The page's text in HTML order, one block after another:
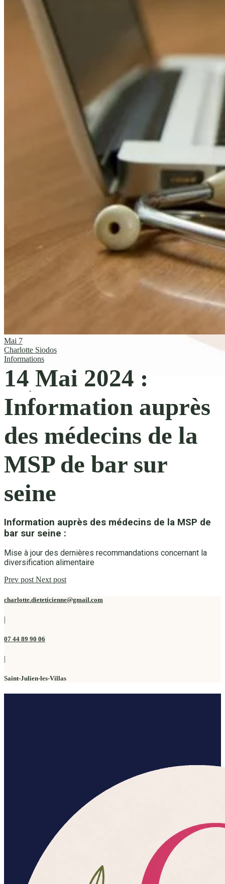
Mai 7
Charlotte Siodos
Informations
14 Mai 2024 :
Information auprès
des médecins de la
MSP de bar sur
seine
Information auprès des médecins de la MSP de
bar sur seine :
Mise à jour des dernières recommandations concernant la
diversification alimentaire
Prev post Next post
charlotte.dieteticienne@gmail.com
|
07 44 89 90 06
|
Saint-Julien-les-Villas